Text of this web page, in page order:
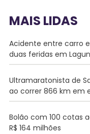
MAIS LIDAS
Acidente entre carro
duas feridas em
Ultramaratonista de
ao correr 866 km em
Bolão com 100 cotas
R$ 164 milhões